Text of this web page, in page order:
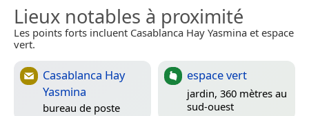
Lieux notables à proximité
Les points forts incluent Casablanca Hay Yasmina et espace
vert.
Casablanca Hay
Yasmina
bureau de poste
espace vert
jardin, 360 mètres au
sud-ouest